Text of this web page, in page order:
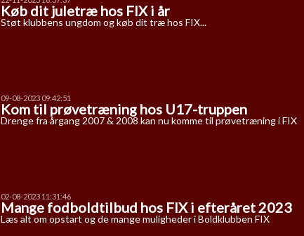
Køb dit juletræ hos FIX i år
Støt klubbens ungdom og køb dit træ hos FIX...
09-08-2023 09:42:51
Kom til prøvetræning hos U17-truppen
Drenge fra årgang 2007 & 2008 kan nu komme til prøvetræning i FIX
02-08-2023 11:31:46
Mange fodboldtilbud hos FIX i efteråret 2023
Læs alt om opstart og de mange muligheder i Boldklubben FIX